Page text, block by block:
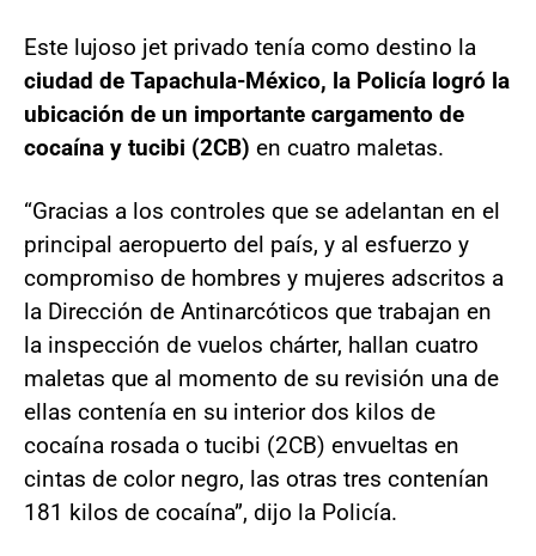
Este lujoso jet privado tenía como destino la
ciudad de Tapachula-México, la Policía logró la
ubicación de un importante cargamento de
cocaína y tucibi (2CB) en cuatro maletas.
“Gracias a los controles que se adelantan en el
principal aeropuerto del país, y al esfuerzo y
compromiso de hombres y mujeres adscritos a
la Dirección de Antinarcóticos que trabajan en
la inspección de vuelos chárter, hallan cuatro
maletas que al momento de su revisión una de
ellas contenía en su interior dos kilos de
cocaína rosada o tucibi (2CB) envueltas en
cintas de color negro, las otras tres contenían
181 kilos de cocaína”, dijo la Policía.